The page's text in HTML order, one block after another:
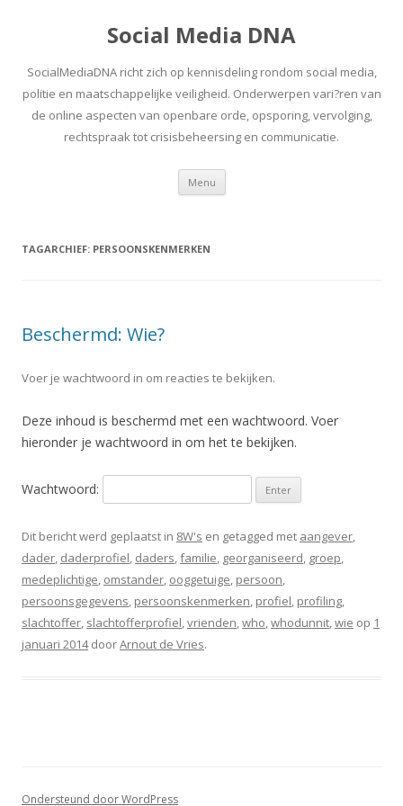
Social Media DNA
SocialMediaDNA richt zich op kennisdeling rondom social media,
politie en maatschappelijke veiligheid. Onderwerpen vari?ren van
de online aspecten van openbare orde, opsporing, vervolging,
rechtspraak tot crisisbeheersing en communicatie.
Menu Spring
inhoud
TAGARCHIEF: PERSOONSKENMERKEN
Beschermd: Wie?
Voer je wachtwoord in om reacties te bekijken.
Deze inhoud is beschermd met een wachtwoord. Voer
hieronder je wachtwoord in om het te bekijken.
Wachtwoord:
Dit bericht werd geplaatst in 8W's en getagged met aangever,
dader, daderprofiel, daders,familie, georganiseerd, groep,
medeplichtige, omstander, ooggetuige, persoon,
persoonsgegevens, persoonskenmerken, profiel, profiling,
slachtoffer, slachtofferprofiel,vrienden,who,whodunnit,wie op 1
januari 2014doorArnout de Vries.
Ondersteund door WordPress